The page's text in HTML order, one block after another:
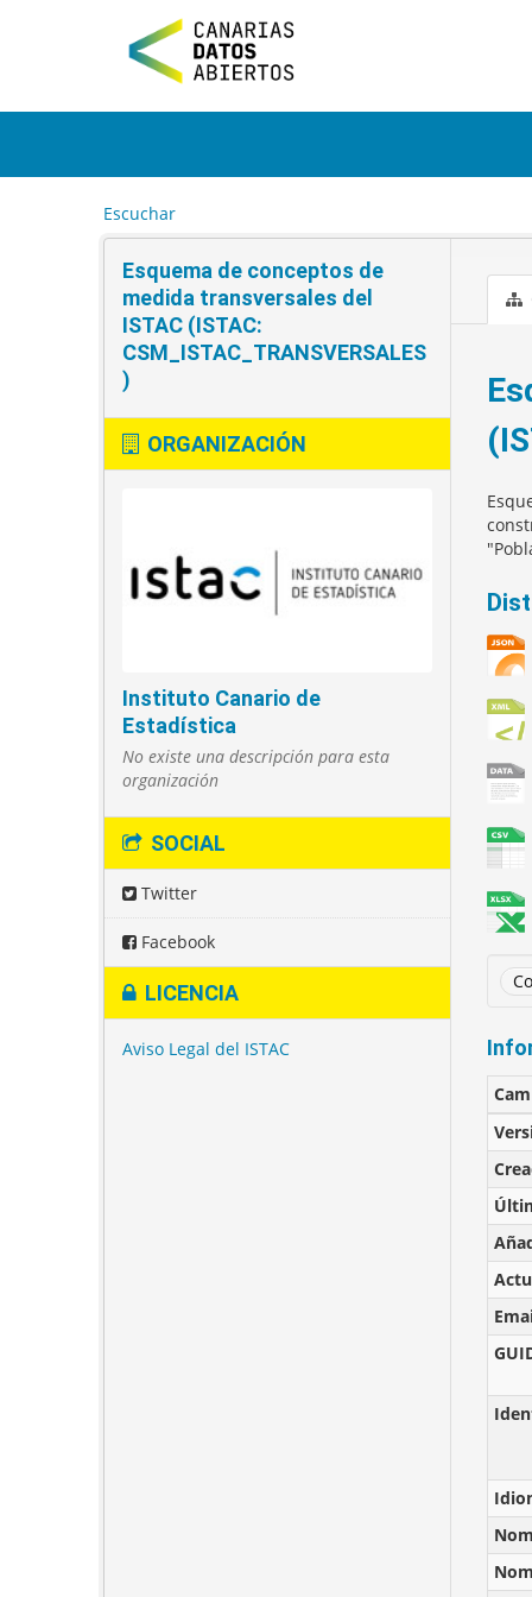
t
Escuchar
Esquema de conceptos de
medida transversales del
ISTAC (ISTAC:
CSM_ISTAC_TRANSVERSALES
)
ORGANIZACIÓN
Instituto Canario de
Estadística
No existe una descripción para esta
organización
SOCIAL
Twitter
Facebook
LICENCIA
Aviso Legal del ISTAC